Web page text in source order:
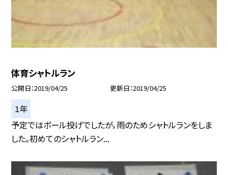
体育シャトルラン
公開日 2019/04/25 更新日 2019/04/25
１年
予定ではボール投げでしたが，雨のためシャトルランをしま
した。初めてのシャトルラン...